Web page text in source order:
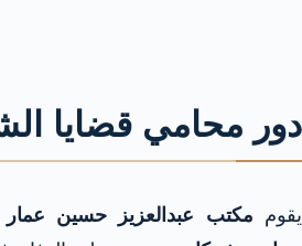
دور محامي قضايا
يقوم مكتب عبدالعزيز حسين عمار